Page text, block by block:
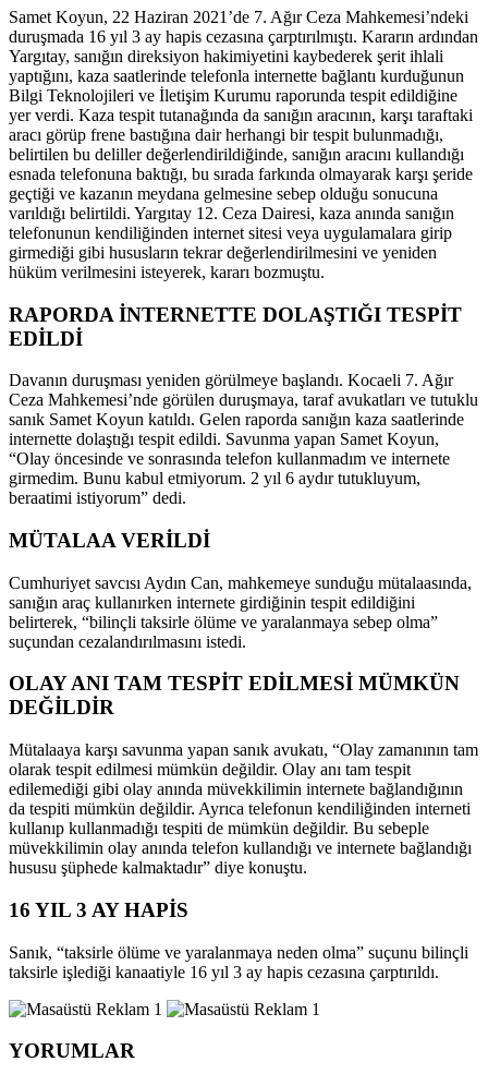
Samet Koyun, 22 Haziran 2021’de 7. Ağır Ceza Mahkemesi’ndeki
duruşmada 16 yıl 3 ay hapis cezasına çarptırılmıştı. Kararın ardından
Yargıtay, sanığın direksiyon hakimiyetini kaybederek şerit ihlali
yaptığını, kaza saatlerinde telefonla internette bağlantı kurduğunun
Bilgi Teknolojileri ve İletişim Kurumu raporunda tespit edildiğine
yer verdi. Kaza tespit tutanağında da sanığın aracının, karşı taraftaki
aracı görüp frene bastığına dair herhangi bir tespit bulunmadığı,
belirtilen bu deliller değerlendirildiğinde, sanığın aracını kullandığı
esnada telefonuna baktığı, bu sırada farkında olmayarak karşı şeride
geçtiği ve kazanın meydana gelmesine sebep olduğu sonucuna
varıldığı belirtildi. Yargıtay 12. Ceza Dairesi, kaza anında sanığın
telefonunun kendiliğinden internet sitesi veya uygulamalara girip
girmediği gibi hususların tekrar değerlendirilmesini ve yeniden
hüküm verilmesini isteyerek, kararı bozmuştu.
RAPORDA İNTERNETTE DOLAŞTIĞI TESPİT
EDİLDİ
Davanın duruşması yeniden görülmeye başlandı. Kocaeli 7. Ağır
Ceza Mahkemesi’nde görülen duruşmaya, taraf avukatları ve tutuklu
sanık Samet Koyun katıldı. Gelen raporda sanığın kaza saatlerinde
internette dolaştığı tespit edildi. Savunma yapan Samet Koyun,
“Olay öncesinde ve sonrasında telefon kullanmadım ve internete
girmedim. Bunu kabul etmiyorum. 2 yıl 6 aydır tutukluyum,
beraatimi istiyorum” dedi.
MÜTALAA VERİLDİ
Cumhuriyet savcısı Aydın Can, mahkemeye sunduğu mütalaasında,
sanığın araç kullanırken internete girdiğinin tespit edildiğini
belirterek, “bilinçli taksirle ölüme ve yaralanmaya sebep olma”
suçundan cezalandırılmasını istedi.
OLAY ANI TAM TESPİT EDİLMESİ MÜMKÜN
DEĞİLDİR
Mütalaaya karşı savunma yapan sanık avukatı, “Olay zamanının tam
olarak tespit edilmesi mümkün değildir. Olay anı tam tespit
edilemediği gibi olay anında müvekkilimin internete bağlandığının
da tespiti mümkün değildir. Ayrıca telefonun kendiliğinden interneti
kullanıp kullanmadığı tespiti de mümkün değildir. Bu sebeple
müvekkilimin olay anında telefon kullandığı ve internete bağlandığı
hususu şüphede kalmaktadır” diye konuştu.
16 YIL 3 AY HAPİS
Sanık, “taksirle ölüme ve yaralanmaya neden olma” suçunu bilinçli
taksirle işlediği kanaatiyle 16 yıl 3 ay hapis cezasına çarptırıldı.
YORUMLAR